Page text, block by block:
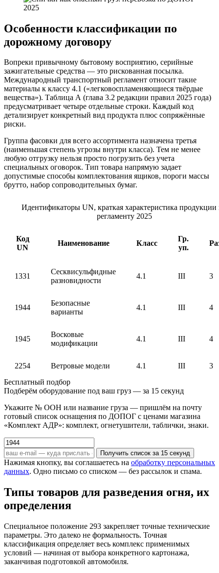
Особенности классификации по
дорожному договору
Вопреки привычному бытовому восприятию, серийные
зажигательные средства — это рискованная посылка.
Международный транспортный регламент относит такие
материалы к классу 4.1 («легковоспламеняющиеся твёрдые
вещества»). Таблица А (глава 3.2 редакции правил 2025 года)
предусматривает четыре отдельные строки. Каждый код
детализирует конкретный вид продукта плюс сопряжённые
риски.
Группа фасовки для всего ассортимента назначена третья
(наименьшая степень угрозы внутри класса). Тем не менее
любую отгрузку нельзя просто погрузить без учета
специальных оговорок. Тип товара напрямую задает
допустимые способы комплектования ящиков, пороги массы
брутто, набор сопроводительных бумаг.
Идентификаторы UN, краткая характеристика продукции
регламенту 2025
Код
UN
Наименование Класс
Гр.
уп.
1331
Сесквисульфидные
разновидности
4.1 III 3
1944
Безопасные
варианты
4.1 III 4
1945
Восковые
модификации
4.1 III 4
2254 Ветровые модели 4.1 III
3
Бесплатный подбор
Подберём оборудование под ваш груз — за 15 секунд
Укажите № ООН или название груза — пришлём на почту
готовый список оснащения по ДОПОГ с ценами магазина
«Комплект АДР»: комплект, огнетушители, таблички, знаки.
Получить список за 15 секунд
Нажимая кнопку, вы соглашаетесь на обработку персональных
данных. Одно письмо со списком — без рассылок и спама.
Типы товаров для разведения огня, их
определения
Специальное положение 293 закрепляет точные технические
параметры. Это далеко не формальность. Точная
классификация определяет весь комплекс применимых
условий — начиная от выбора конкретного картонажа,
заканчивая подготовкой автомобиля.